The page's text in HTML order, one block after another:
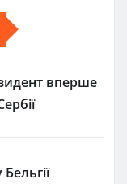
вперше